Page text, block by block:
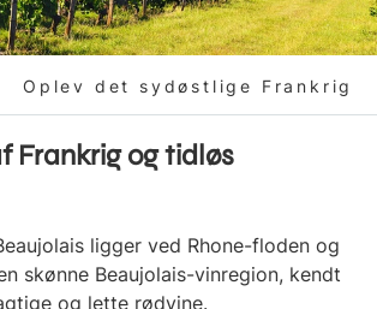
Oplev det sydøstlige Frankrig
Frankrig og tidløs
ligger ved Rhone-floden og
skønne Beaujolais-vinregion, kendt
og lette rødvine.